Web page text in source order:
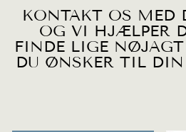
KONTAKT OS MED
OG VI HJÆLPER
FINDE LIGE
DU ØNSKER TIL